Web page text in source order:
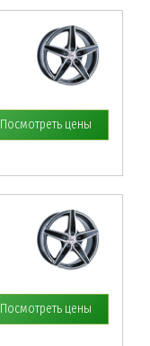
Посмотреть цены
Посмотреть цены